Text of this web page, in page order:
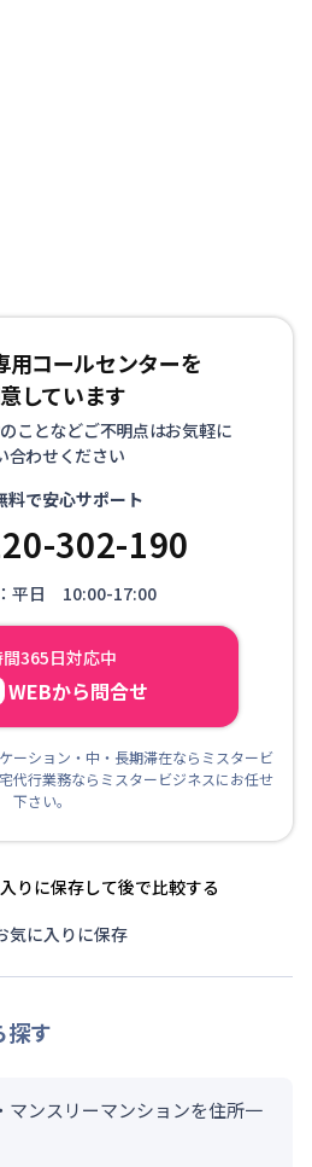
用コールセンターを
しています
ことなどご不明点はお気軽に
合わせください
料で安心サポート
302-190
平日 10:00-17:00
365日対応中
WEBから問合せ
ーション・中・長期滞在ならミスタービ
代行業務ならミスタービジネスにお任せ
下さい。
りに保存して後で比較する
気に入りに保存
探す
マンスリーマンションを住所一